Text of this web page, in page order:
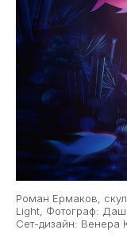
Роман Ермаков,
Light, Фотограф:
Сет-дизайн: Венера